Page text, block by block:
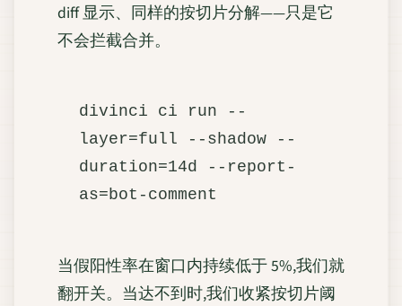
diff 显示、同样的按切片分解——只是它
不会拦截合并。
divinci ci run --
layer=full --shadow --
duration=14d --report-
当假阳性率在窗口内持续低于 5%,我们就
翻开关。当达不到时,我们收紧按切片阈